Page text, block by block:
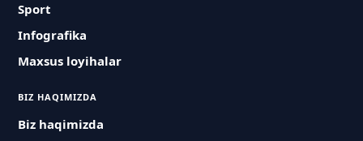
Sport
Infografika
Maxsus loyihalar
BIZ HAQIMIZDA
Biz haqimizda